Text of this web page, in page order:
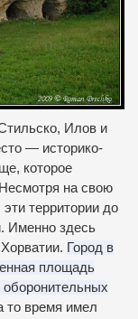
Илов и
— историко-
которое
Несмотря на свою
эти территории до
Именно здесь
Город в
площадь
оборонительных
то время имел